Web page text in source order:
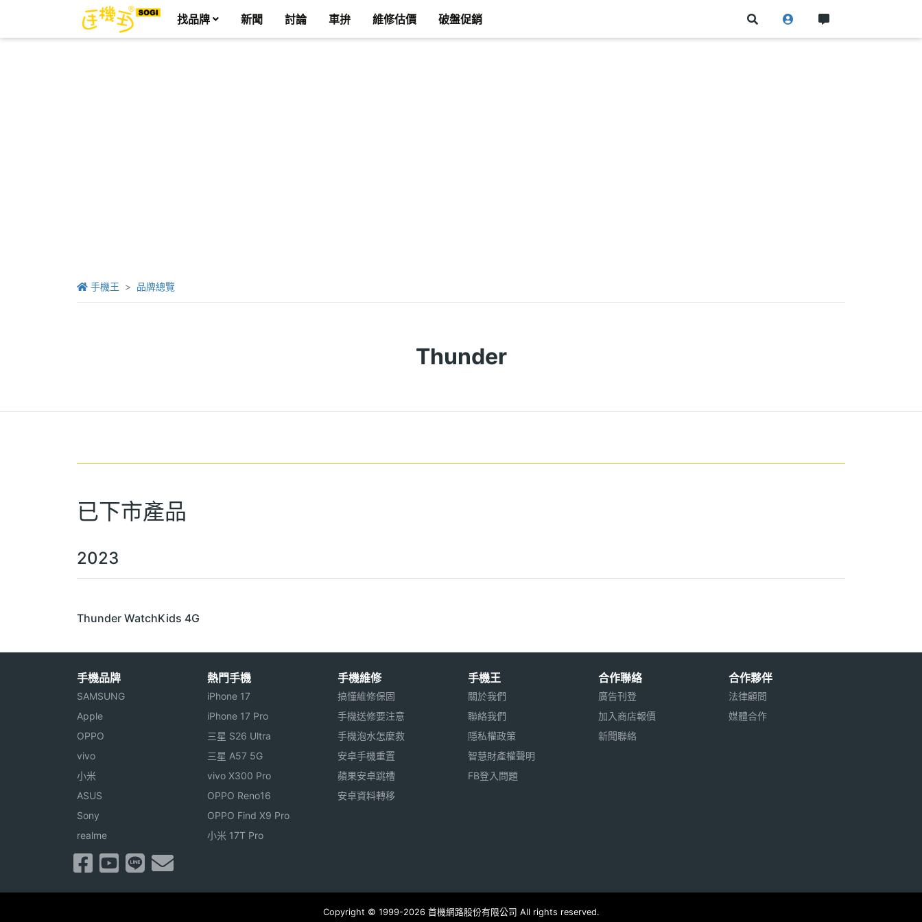
找品牌 新聞 討論 車拚 維修估價 破盤促銷
手機王 品牌總覽
Thunder
已下市產品
2023
Thunder WatchKids 4G
手機品牌
SAMSUNG
Apple
OPPO
vivo
小米
ASUS
Sony
realme
熱門手機
iPhone 17
iPhone 17 Pro
三星 S26 Ultra
三星 A57 5G
vivo X300 Pro
OPPO Reno16
OPPO Find X9 Pro
小米 17T Pro
手機維修
搞懂維修保固
手機送修要注意
手機泡水怎麼救
安卓手機重置
蘋果安卓跳槽
安卓資料轉移
手機王
關於我們
聯絡我們
隱私權政策
智慧財產權聲明
FB登入問題
合作聯絡
廣告刊登
加入商店報價
新聞聯絡
合作夥伴
法律顧問
媒體合作
Copyright © 1999-2026 首機網路股份有限公司 All rights reserved.